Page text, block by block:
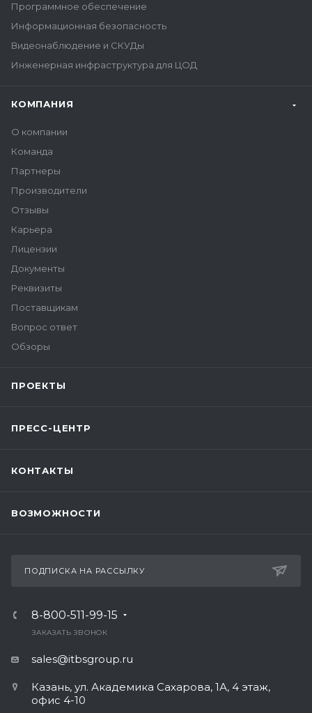
Программное обеспечение
Информационная безопасность
Видеонаблюдение и СКУДы
Инженерная инфраструктура для ЦОД
КОМПАНИЯ
О компании
Команда
Партнеры
Производители
Отзывы
Карьера
Лицензии
Документы
Реквизиты
Поставщикам
Вопрос ответ
Обзоры
ПРОЕКТЫ
ПРЕСС-ЦЕНТР
КОНТАКТЫ
ВОЗМОЖНОСТИ
ПОДПИСКА НА РАССЫЛКУ
8-800-511-99-15
ЗАКАЗАТЬ ЗВОНОК
sales@itbsgroup.ru
Казань, ул. Академика Сахарова, 1А, 4 этаж,
офис 4-10